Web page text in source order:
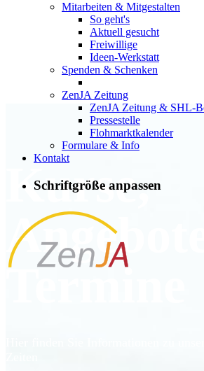
Mitarbeiten & Mitgestalten
So geht's
Aktuell gesucht
Freiwillige
Ideen-Werkstatt
Spenden & Schenken
ZenJA Zeitung
ZenJA Zeitung & SHL-
Pressestelle
Flohmarktkalender
Formulare & Info
Kontakt
Schriftgröße anpassen
Kurse,
Termine